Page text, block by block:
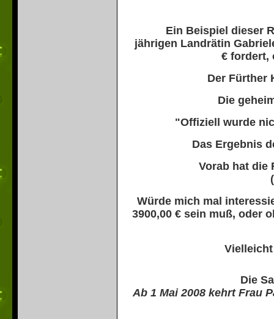
Ein Beispiel dieser
jährigen Landrätin
€ fordert,
Der Fürther
Die
"Offiziell wurde
Das Ergebnis
Vorab hat die
Würde mich mal
3900,00 € sein muß, oder
Die
Ab 1 Mai 2008 kehrt Frau